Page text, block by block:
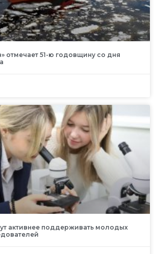
отмечает 51-ю годовщину со дня
активнее поддерживать молодых